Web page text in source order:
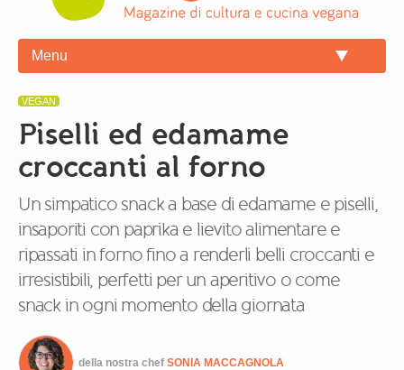
Menu
VEGAN
Piselli ed edamame
croccanti al forno
Un simpatico snack a base di edamame e piselli,
insaporiti con paprika e lievito alimentare e
ripassati in forno fino a renderli belli croccanti e
irresistibili, perfetti per un aperitivo o come
snack in ogni momento della giornata
della nostra chef SONIA MACCAGNOLA